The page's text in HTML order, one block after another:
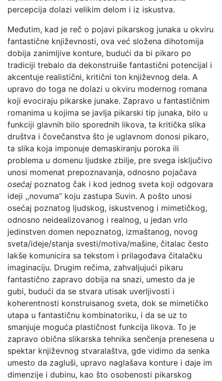
percepcija dolazi velikim delom i iz iskustva.
Međutim, kad je reč o pojavi pikarskog junaka u okviru
fantastične književnosti, ova već složena dihotomija
dobija zanimljive konture, budući da bi pikaro po
tradiciji trebalo da dekonstruiše fantastični potencijal i
akcentuje realistični, kritični ton književnog dela. A
upravo do toga ne dolazi u okviru modernog romana
koji evociraju pikarske junake. Zapravo u fantastičnim
romanima u kojima se javlja pikarski tip junaka, bilo u
funkciji glavnih bilo sporednih likova, ta kritička slika
društva i čovečanstva što je uglavnom donosi pikaro,
ta slika koja imponuje demaskiranju poroka ili
problema u domenu ljudske zbilje, pre svega isključivo
unosi momenat prepoznavanja, odnosno pojačava
osećaj poznatog čak i kod jednog sveta koji odgovara
ideji ,,novuma” koju zastupa Suvin. A pošto unosi
osećaj poznatog ljudskog, iskustvenog i mimetičkog,
odnosno neidealizovanog i realnog, u jedan vrlo
jedinstven domen nepoznatog, izmaštanog, novog
sveta/ideje/stanja svesti/motiva/mašine, čitalac često
lakše komunicira sa tekstom i prilagođava čitalačku
imaginaciju. Drugim rečima, zahvaljujući pikaru
fantastično zapravo dobija na snazi, umesto da je
gubi, budući da se stvara utisak uverljivosti i
koherentnosti konstruisanog sveta, dok se mimetičko
utapa u fantastičnu kombinatoriku, i da se uz to
smanjuje moguća plastičnost funkcija likova. To je
zapravo obična slikarska tehnika senčenja prenesena u
spektar književnog stvaralaštva, gde vidimo da senka
umesto da zagluši, upravo naglašava konture i daje im
dimenzije i dubinu, kao što osobenosti pikarskog